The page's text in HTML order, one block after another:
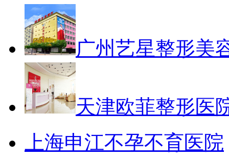
广州艺星整形美
天津欧菲整形医
上海申江不孕不育医院